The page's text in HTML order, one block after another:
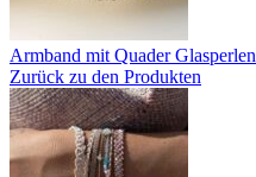
Armband mit Quader Glasperlen
Zurück zu den Produkten